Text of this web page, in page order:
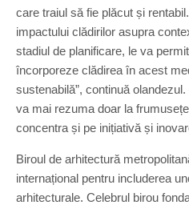
care traiul să fie plăcut și
impactului clădirilor asupra
stadiul de planificare, le va
încorporeze clădirea în acest
sustenabilă”, continuă
va mai rezuma doar la
concentra și pe inițiativă și
Biroul de arhitectură
internațional pentru includerea
arhitecturale. Celebrul birou